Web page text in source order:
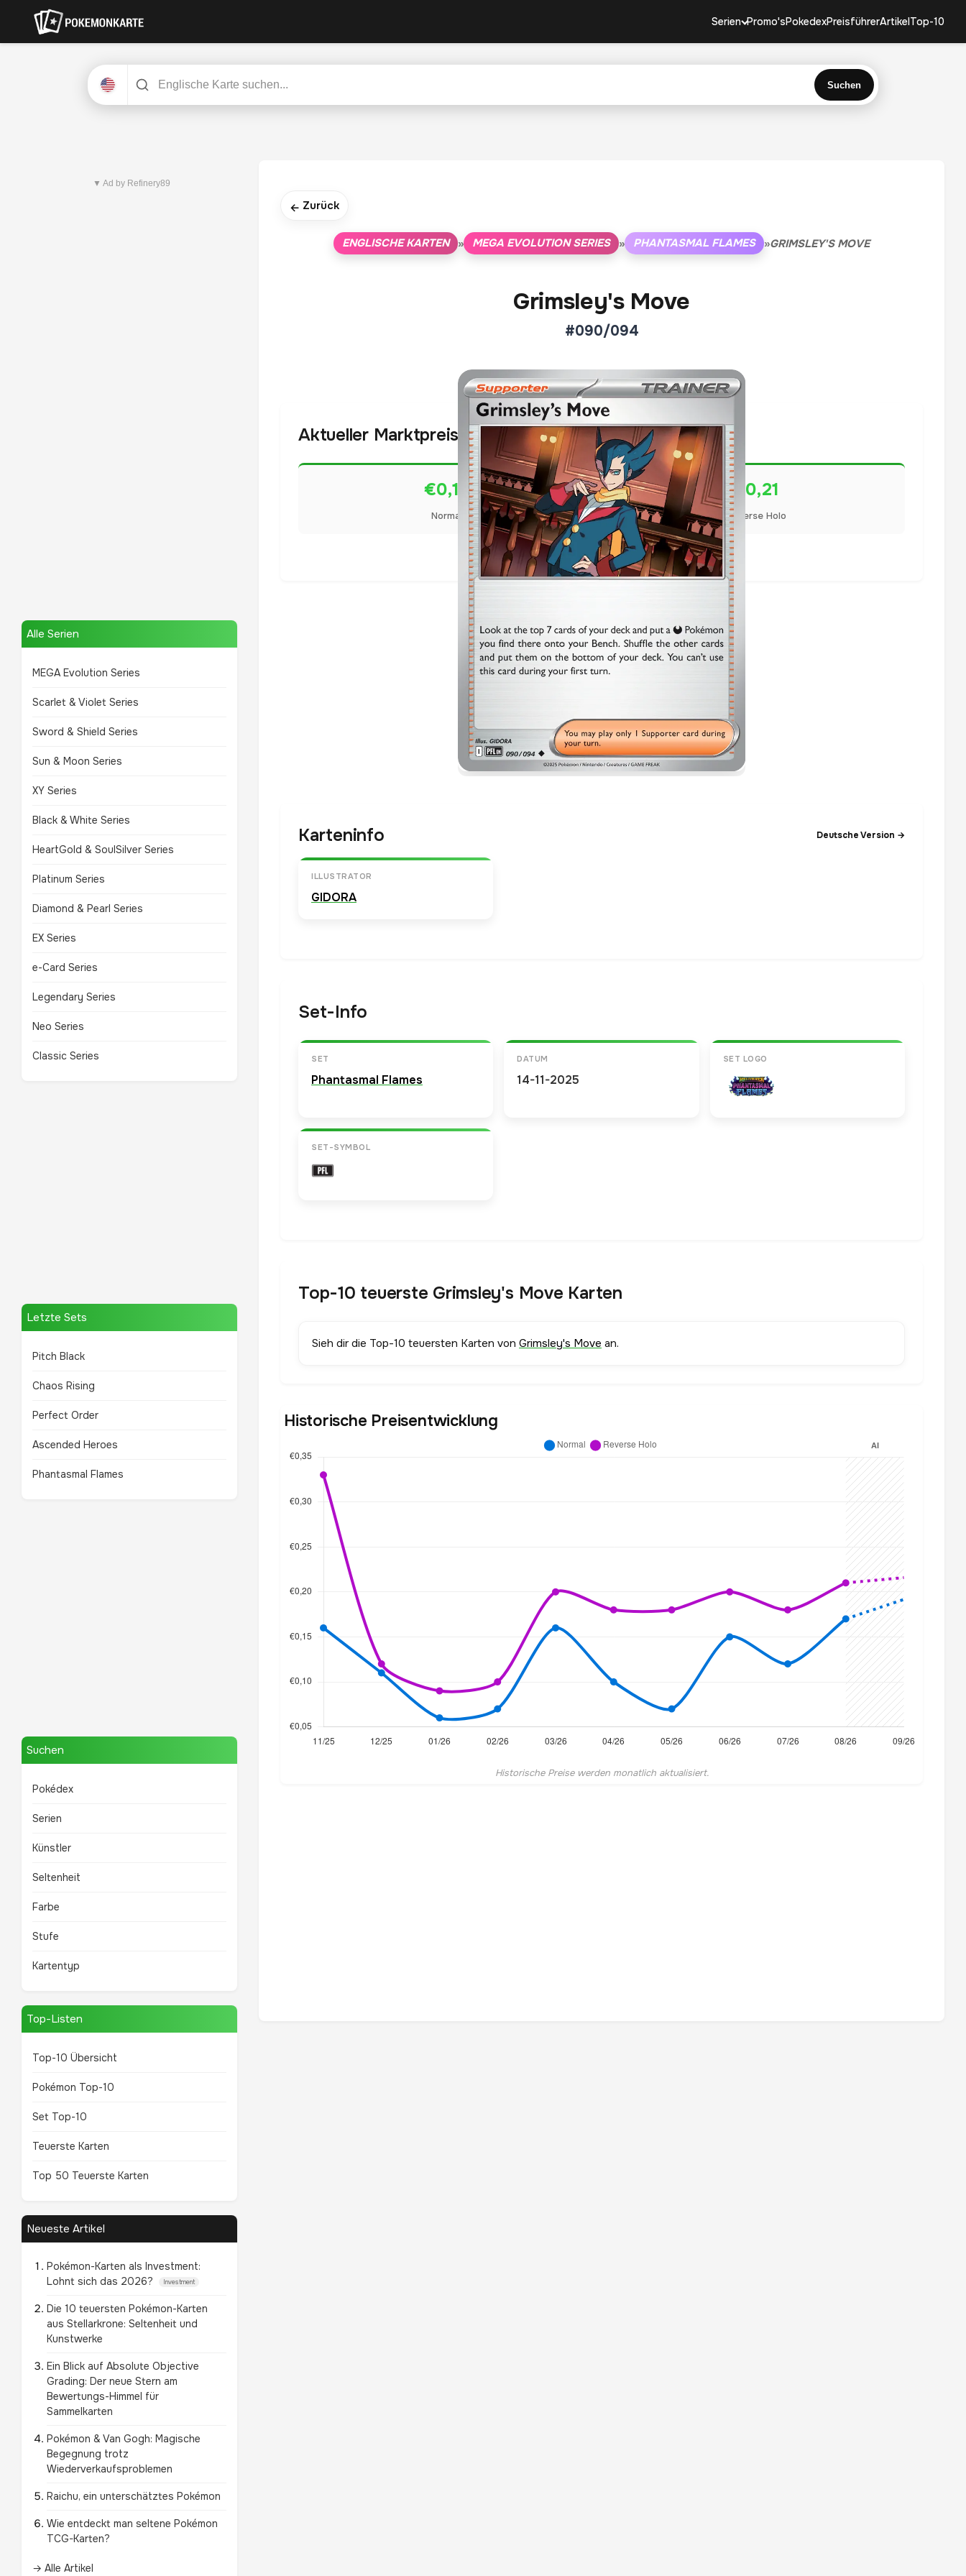
Serien Promo'sPokedexPreisführerArtikelTop-10
Suchen
▼ Ad by Refinery89
Alle Serien
MEGA Evolution Series
Scarlet & Violet Series
Sword & Shield Series
Sun & Moon Series
XY Series
Black & White Series
HeartGold & SoulSilver Series
Platinum Series
Diamond & Pearl Series
EX Series
e-Card Series
Legendary Series
Neo Series
Classic Series
Letzte Sets
Pitch Black
Chaos Rising
Perfect Order
Ascended Heroes
Phantasmal Flames
TOP 10 POKÉMON
Suchen
Pokédex
Serien
Künstler
Seltenheit
Farbe
Stufe
Kartentyp
Top-Listen
Top-10 Übersicht
Pokémon Top-10
Set Top-10
Teuerste Karten
Top 50 Teuerste Karten
Neueste Artikel
Pokémon-Karten als Investment:
Lohnt sich das 2026?
Investment
Die 10 teuersten Pokémon-Karten
aus Stellarkrone: Seltenheit und
Kunstwerke
Ein Blick auf Absolute Objective
Grading: Der neue Stern am
Bewertungs-Himmel für
Sammelkarten
Pokémon & Van Gogh: Magische
Begegnung trotz
Wiederverkaufsproblemen
Raichu, ein unterschätztes Pokémon
Wie entdeckt man seltene Pokémon
TCG-Karten?
→ Alle Artikel
← Zurück
ENGLISCHE KARTEN » MEGA EVOLUTION SERIES » PHANTASMAL FLAMES »GRIMSLEY'S MOVE
Grimsley's Move
#090/094
Aktueller Marktpreis
€0,15
Normal
€0,21
Reverse Holo
Preise werden täglich aktualisiert.
Karteninfo Deutsche Version →
ILLUSTRATOR
GIDORA
Set-Info
SET
Phantasmal Flames
DATUM
14-11-2025
SET LOGO
SET-SYMBOL
Top-10 teuerste Grimsley's Move Karten
Sieh dir die Top-10 teuersten Karten von Grimsley's Move an.
Historische Preisentwicklung
Historische Preise werden monatlich aktualisiert.